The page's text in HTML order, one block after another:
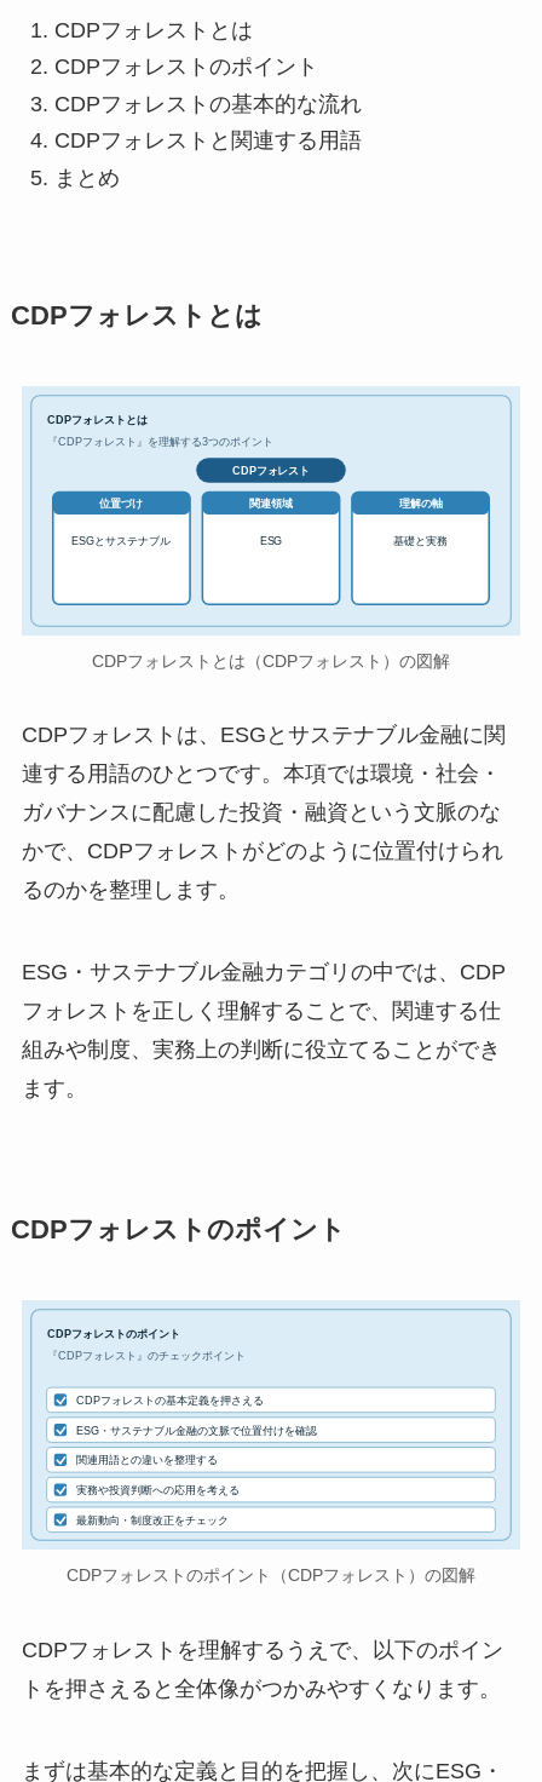
CDPフォレストとは
CDPフォレストのポイント
CDPフォレストの基本的な流れ
CDPフォレストと関連する用語
まとめ
CDPフォレストとは
CDPフォレストとは
『CDPフォレスト』を理解する3つのポイント
CDPフォレスト
位置づけ
ESGとサステナブル
関連領域
ESG
理解の軸
基礎と実務
CDPフォレストとは（CDPフォレスト）の図解
CDPフォレストは、ESGとサステナブル金融に関
連する用語のひとつです。本項では環境・社会・
ガバナンスに配慮した投資・融資という文脈のな
かで、CDPフォレストがどのように位置付けられ
るのかを整理します。
ESG・サステナブル金融カテゴリの中では、CDP
フォレストを正しく理解することで、関連する仕
組みや制度、実務上の判断に役立てることができ
ます。
CDPフォレストのポイント
CDPフォレストのポイント
『CDPフォレスト』のチェックポイント
CDPフォレストの基本定義を押さえる
ESG・サステナブル金融の文脈で位置付けを確認
関連用語との違いを整理する
実務や投資判断への応用を考える
最新動向・制度改正をチェック
CDPフォレストのポイント（CDPフォレスト）の図解
CDPフォレストを理解するうえで、以下のポイン
トを押さえると全体像がつかみやすくなります。
まずは基本的な定義と目的を把握し、次にESG・